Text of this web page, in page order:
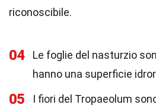
riconoscibile.
04
Le foglie del nasturzio
hanno una superficie
05
I fiori del Tropaeolum